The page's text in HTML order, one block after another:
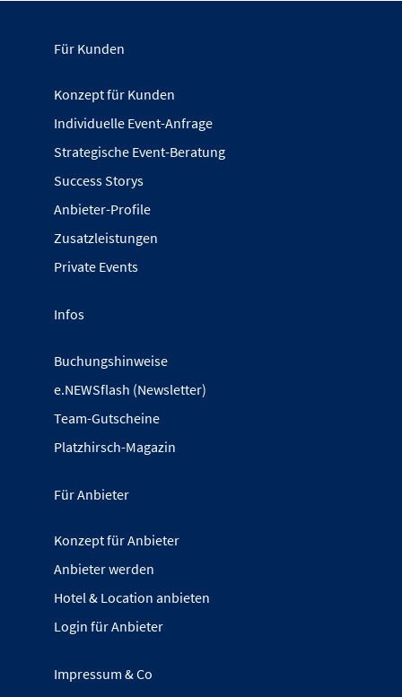
Für Kunden
Konzept für Kunden
Individuelle Event-Anfrage
Strategische Event-Beratung
Success Storys
Anbieter-Profile
Zusatzleistungen
Private Events
Infos
Buchungshinweise
e.NEWSflash (Newsletter)
Team-Gutscheine
Platzhirsch-Magazin
Für Anbieter
Konzept für Anbieter
Anbieter werden
Hotel & Location anbieten
Login für Anbieter
Impressum & Co